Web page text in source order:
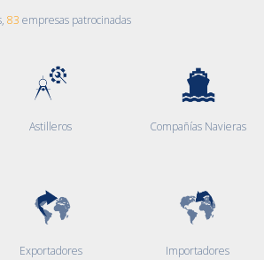
83 empresas patrocinadas
Astilleros Compañías Navieras
Exportadores Importadores